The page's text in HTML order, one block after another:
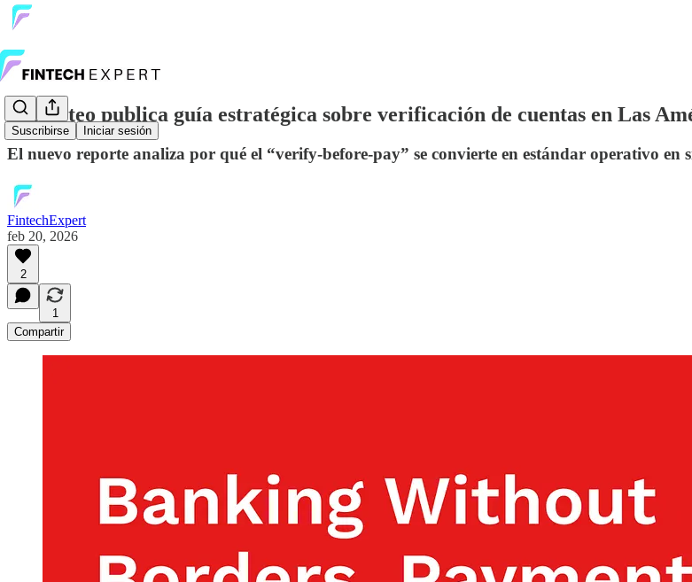
Suscribirse Iniciar sesión
Prometeo publica guía estratégica sobre verificación de cuentas en Las
El nuevo reporte analiza por qué el “verify-before-pay” se convierte en estándar operativo en
FintechExpert
feb 20, 2026
2
1
Compartir